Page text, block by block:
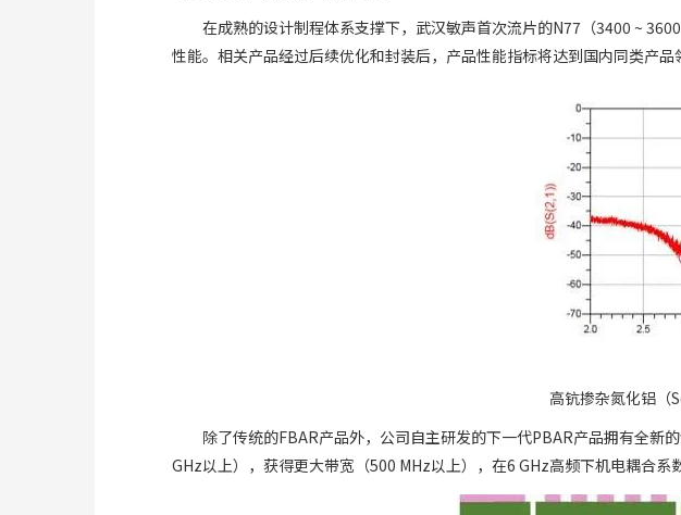
在成熟的设计制程体系支撑下，武汉敏声首次流片的N77（3400 ~
性能。相关产品经过后续优化和封装后，产品性能指标将达到国内同类产品
高钪掺杂氮化铝（
除了传统的FBAR产品外，公司自主研发的下一代PBAR产品拥有全新
GHz以上），获得更大带宽（500 MHz以上），在6 GHz高频下机电耦合系